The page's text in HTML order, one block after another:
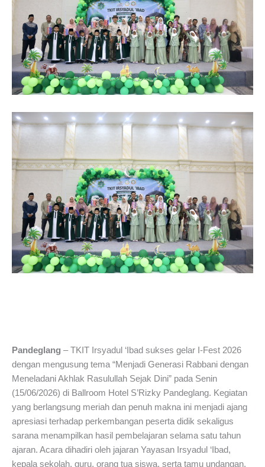
Pandeglang – TKIT Irsyadul ‘Ibad sukses gelar I-Fest 2026
dengan mengusung tema “Menjadi Generasi Rabbani dengan
Meneladani Akhlak Rasulullah Sejak Dini” pada Senin
(15/06/2026) di Ballroom Hotel S’Rizky Pandeglang. Kegiatan
yang berlangsung meriah dan penuh makna ini menjadi ajang
apresiasi terhadap perkembangan peserta didik sekaligus
sarana menampilkan hasil pembelajaran selama satu tahun
ajaran. Acara dihadiri oleh jajaran Yayasan Irsyadul ‘Ibad,
kepala sekolah, guru, orang tua siswa, serta tamu undangan.